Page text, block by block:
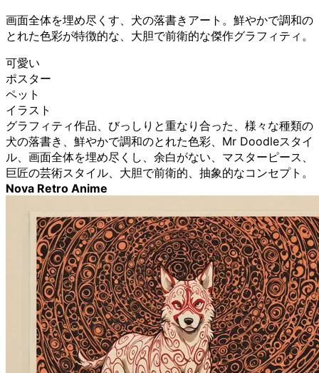
画面全体を埋め尽くす、犬の落書きアート。鮮やかで調和の
とれた色彩が特徴的な、大胆で前衛的な傑作グラフィティ。
可愛い
ポスター
ペット
イラスト
グラフィティ作品、びっしりと重なり合った、様々な種類の
犬の落書き、鮮やかで調和のとれた色彩、Mr Doodleスタイ
ル、画面全体を埋め尽くし、余白がない、マスターピース、
巨匠の芸術スタイル、大胆で前衛的、抽象的なコンセプト。
Nova Retro Anime